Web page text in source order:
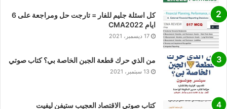
كل اسئلة جليم للفار = تارجت حل ومراجعة على 6
ايام CMA2022
17 ديسمبر، 2021
من الذي حرك قطعة الجبن الخاصة بي؟ كتاب صوتي
13 سبتمبر، 2021
كتاب صوتي الاقتصاد العجيب ستيفن ليفيت